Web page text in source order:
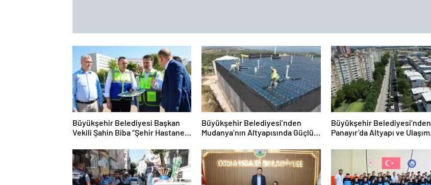
Büyükşehir Belediyesi Başkan
Vekili Şahin Biba “Şehir Hastanesi
Büyükşehir Belediyesi’nden
Mudanya’nın Altyapısında Güçlü
Büyükşehir Belediyesi’nden
Panayır’da Altyapı ve Ulaşım